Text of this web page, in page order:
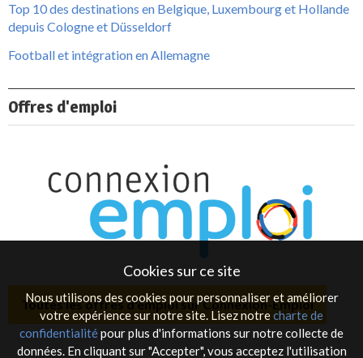
Top 10 des destinations en Belgique, Luxembourg et Hollande
depuis Cologne et Düsseldorf
Football et intégration en Allemagne
Offres d'emploi
Toutes les offres d'emploi sur Connexion-Emploi
Cookies sur ce site
Nous utilisons des cookies pour personnaliser et améliorer
votre expérience sur notre site. Lisez notrecharte de
confidentialitépour plus d'informations sur notre collecte de
données. En cliquant sur "Accepter", vous acceptez l'utilisation